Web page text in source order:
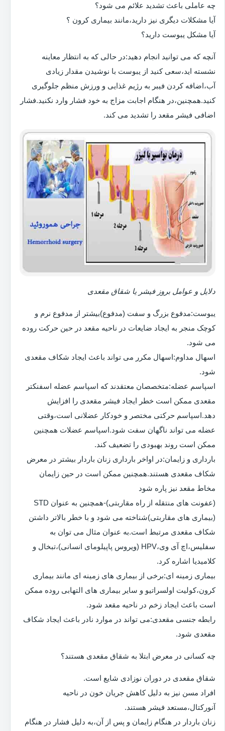
چه عاملی باعث تشدید علائم می شود؟
آیا مشکلات دیگری نیز دارید،مانند بیماری کرون ؟
آیا مشکل یبوست دارید؟
آنچه که می توانید انجام دهید:در حالی که به انتظار معاینه
نشسته اید،سعی کنید از یبوست با نوشیدن مقدار زیادی
آب،اضافه کردن فیبر به رژیم غذایی و ورزش منظم جلوگیری
کنید.همچنین،در هنگام اجابت مزاج به خود فشار وارد نکنید.فشار
اضافی فیشر مقعد را تشدید می کند.
دلایل و عوامل بروز فیشر یا شقاق مقعدی
یبوست:مدفوع بزرگ و سفت (مدفوع)بیشتر از مدفوع نرم و
کوچک منجر به ایجاد ضایعات در ناحیه مقعد در حین حرکت روده
می شود.
اسهال مداوم:اسهال مکرر می تواند باعث ایجاد شکاف مقعدی
شود.
اسپاسم عضله:متخصصان معتقدند که اسپاسم عضله اسفنکتر
مقعدی ممکن است خطر ایجاد فیشر مقعدی را افزایش
دهد.اسپاسم حرکتی مختصر و خودکار عضلانی است،وقتی
عضله می تواند ناگهان سفت شود.اسپاسم عضلات همچنین
ممکن است روند بهبودی را تضعیف کند.
بارداری و زایمان:در اواخر بارداری زنان باردار بیشتر در معرض
شکاف مقعدی هستند.همچنین ممکن است در حین زایمان
مخاط مقعد نیز پاره شود
(عفونت های منتقله از راه مقاربتی)-همچنین به عنوان STD
(بیماری های مقاربتی)شناخته می شود و با خطر بالاتر داشتن
شکاف مقعدی مرتبط است.به عنوان مثال می توان به
سفلیس،اچ آی وی،HPV (ویروس پاپیلومای انسانی)،تبخال و
کلامیدیا اشاره کرد.
بیماری زمینه ای:برخی از بیماری های زمینه ای مانند بیماری
کرون،کولیت اولسراتیو و سایر بیماری های التهابی روده ممکن
است باعث ایجاد زخم در ناحیه مقعد شود.
رابطه جنسی مقعدی:می تواند در موارد نادر باعث ایجاد شکاف
مقعدی شود.
چه کسانی در معرض ابتلا به شقاق مقعدی هستند؟
شقاق مقعدی در دوران نوزادی شایع است.
افراد مسن نیز به دلیل کاهش جریان خون در ناحیه
آنورکتال،مستعد فیشر هستند.
زنان باردار در هنگام زایمان و پس از آن،به دلیل فشار در هنگام